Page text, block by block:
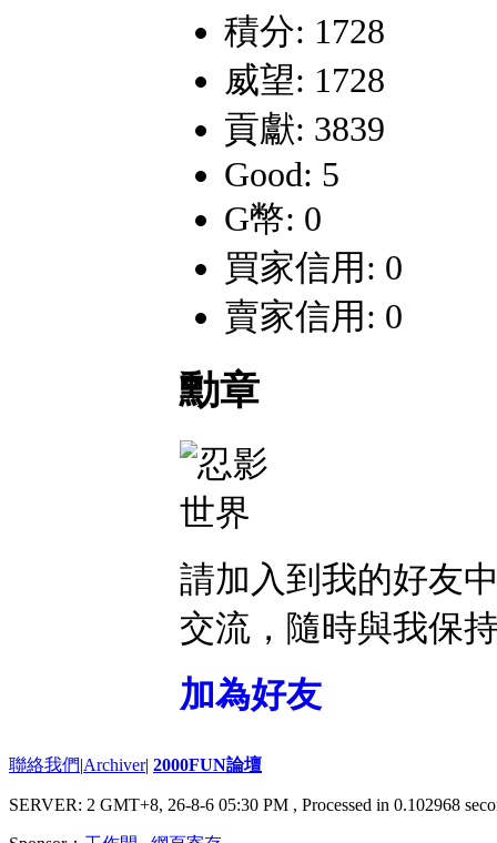
積分: 1728
威望: 1728
貢獻: 3839
Good: 5
G幣: 0
買家信用: 0
賣家信用: 0
勳章
請加入到我的好友
交流，隨時與我保
加為好友
聯絡我們|Archiver| 2000FUN論壇
SERVER: 2 GMT+8, 26-8-6 05:30 PM , Processed in 0.102968